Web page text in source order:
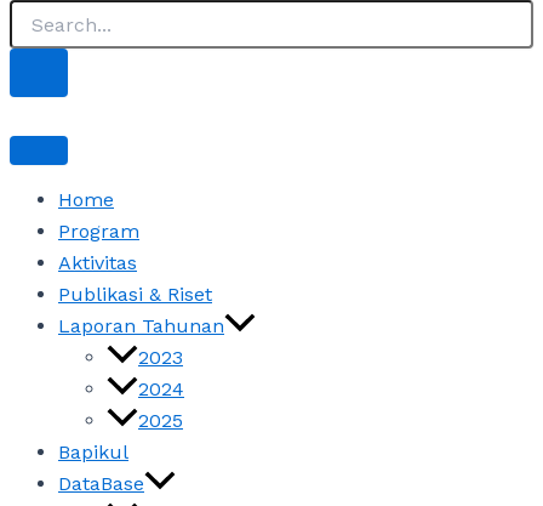
Home
Program
Aktivitas
Publikasi & Riset
Laporan Tahunan
2023
2024
2025
Bapikul
DataBase